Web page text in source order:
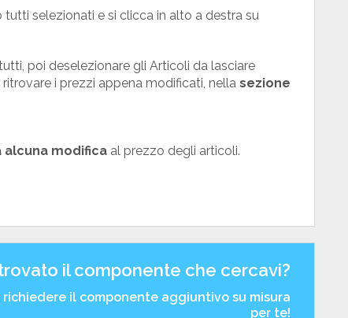
selezionati e si clicca in alto a destra su
poi deselezionare gli Articoli da lasciare
ritrovare i prezzi appena modificati, nella sezione
modifica al prezzo degli articoli.
il componente che cercavi?
richiedere il componente aggiuntivo su misura
per te!